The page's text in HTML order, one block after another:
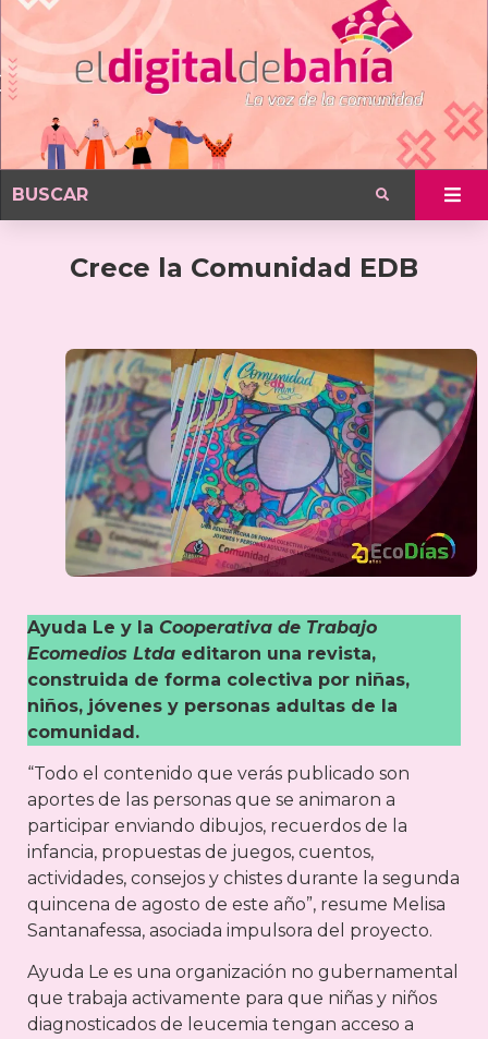
Crece la Comunidad EDB
Ayuda Le y la Cooperativa de Trabajo
Ecomedios Ltda editaron una revista,
construida de forma colectiva por niñas,
niños, jóvenes y personas adultas de la
comunidad.
“Todo el contenido que verás publicado son
aportes de las personas que se animaron a
participar enviando dibujos, recuerdos de la
infancia, propuestas de juegos, cuentos,
actividades, consejos y chistes durante la segunda
quincena de agosto de este año”, resume Melisa
Santanafessa, asociada impulsora del proyecto.
Ayuda Le es una organización no gubernamental
que trabaja activamente para que niñas y niños
diagnosticados de leucemia tengan acceso a